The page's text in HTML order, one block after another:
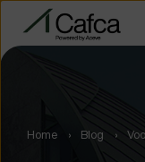
Home Blog